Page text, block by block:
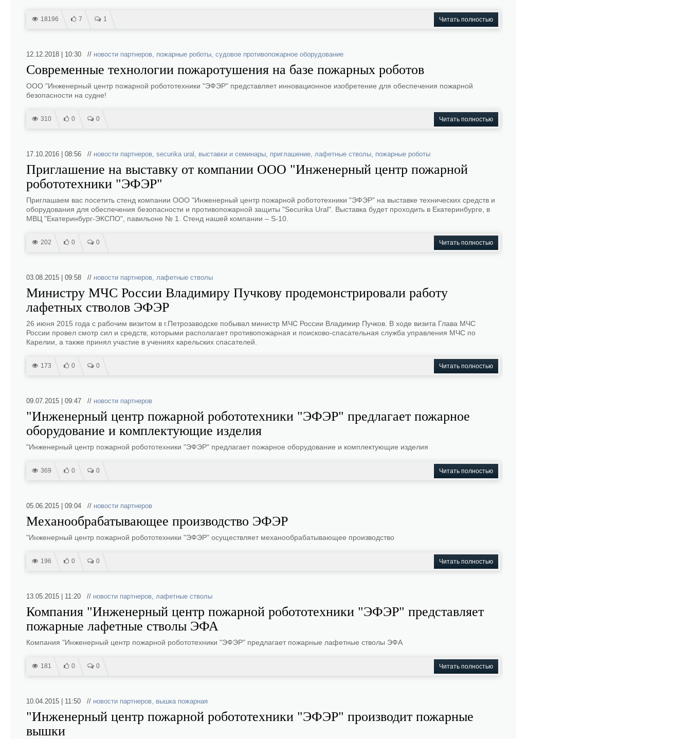
18196 7 1 Читать полностью
12.12.2018 | 10:30 // новости партнеров, пожарные роботы, судовое противопожарное оборудование
Современные технологии пожаротушения на базе пожарных роботов
ООО "Инженерный центр пожарной робототехники "ЭФЭР" представляет инновационное изобретение для обеспечения пожарной
безопасности на судне!
310 0 0 Читать полностью
17.10.2016 | 08:56 // новости партнеров, securika ural , выставки и семинары, приглашение, лафетные стволы, пожарные роботы
Приглашение на выставку от компании ООО "Инженерный центр пожарной
робототехники "ЭФЭР"
Приглашаем вас посетить стенд компании ООО "Инженерный центр пожарной робототехники "ЭФЭР" на выставке технических средств и
оборудования для обеспечения безопасности и противопожарной защиты "Securika Ural". Выставка будет проходить в Екатеринбурге, в
МВЦ "Екатеринбург-ЭКСПО", павильоне № 1. Стенд нашей компании – S-10.
202 0 0 Читать полностью
03.08.2015 | 09:58 // новости партнеров, лафетные стволы
Министру МЧС России Владимиру Пучкову продемонстрировали работу
лафетных стволов ЭФЭР
26 июня 2015 года с рабочим визитом в г.Петрозаводске побывал министр МЧС России Владимир Пучков. В ходе визита Глава МЧС
России провел смотр сил и средств, которыми располагает противопожарная и поисково-спасательная служба управления МЧС по
Карелии, а также принял участие в учениях карельских спасателей.
173 0 0 Читать полностью
09.07.2015 | 09:47 // новости партнеров
"Инженерный центр пожарной робототехники "ЭФЭР" предлагает пожарное
оборудование и комплектующие изделия
"Инженерный центр пожарной робототехники "ЭФЭР" предлагает пожарное оборудование и комплектующие изделия
369 0 0 Читать полностью
05.06.2015 | 09:04 // новости партнеров
Механообрабатывающее производство ЭФЭР
"Инженерный центр пожарной робототехники "ЭФЭР" осуществляет механообрабатывающее производство
196 0 0 Читать полностью
13.05.2015 | 11:20 // новости партнеров, лафетные стволы
Компания "Инженерный центр пожарной робототехники "ЭФЭР" представляет
пожарные лафетные стволы ЭФА
Компания "Инженерный центр пожарной робототехники "ЭФЭР" предлагает пожарные лафетные стволы ЭФА
181 0 0 Читать полностью
10.04.2015 | 11:50 // новости партнеров, вышка пожарная
"Инженерный центр пожарной робототехники "ЭФЭР" производит пожарные
вышки